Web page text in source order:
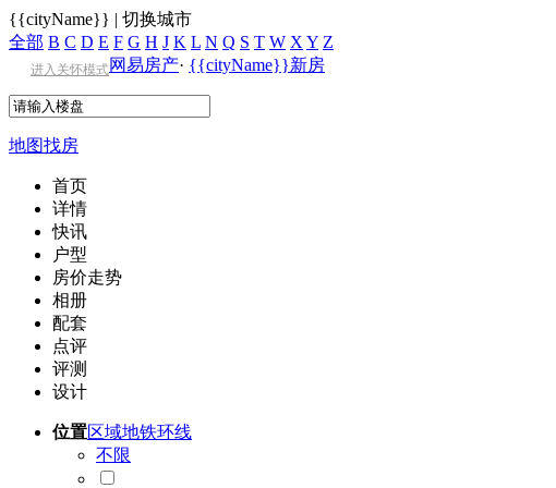
{{cityName}} | 切换城市
全部 B C D E F G H J K L N Q S T W X Y Z
进入关怀模式网易房产· {{cityName}}新房
地图找房
首页
详情
快讯
户型
房价走势
相册
配套
点评
评测
设计
位置区域地铁环线
不限